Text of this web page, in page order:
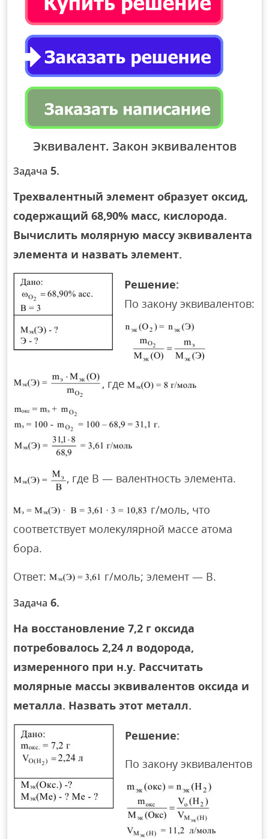
Эквивалент. Закон эквивалентов
Задача 5.
Трехвалентный элемент образует оксид,
содержащий 68,90% масс, кислорода.
Вычислить молярную массу эквивалента
элемента и назвать элемент.
Решение:
По закону эквивалентов:
, где
, где В — валентность элемента.
г/моль, что
соответствует молекулярной массе атома
бора.
Ответ:
г/моль; элемент — В.
Задача 6.
На восстановление 7,2 г оксида
потребовалось 2,24 л водорода,
измеренного при н.у. Рассчитать
молярные массы эквивалентов оксида и
металла. Назвать этот металл.
Решение:
По закону эквивалентов